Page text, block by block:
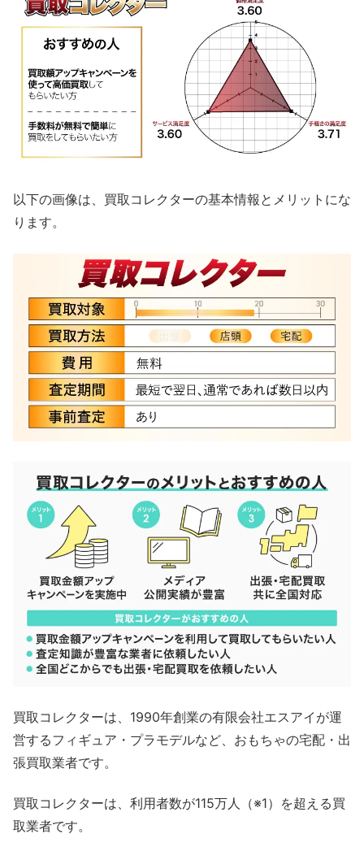
以下の画像は、買取コレクターの基本情報とメリットにな
ります。
買取コレクターは、1990年創業の有限会社エスアイが運
営するフィギュア・プラモデルなど、おもちゃの宅配・出
張買取業者です。
買取コレクターは、利用者数が115万人（※1）を超える買
取業者です。